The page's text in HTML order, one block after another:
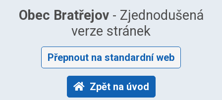
Obec Bratřejov- Zjednodušená
verze stránek
Přepnout na standardní web
Zpět na úvod